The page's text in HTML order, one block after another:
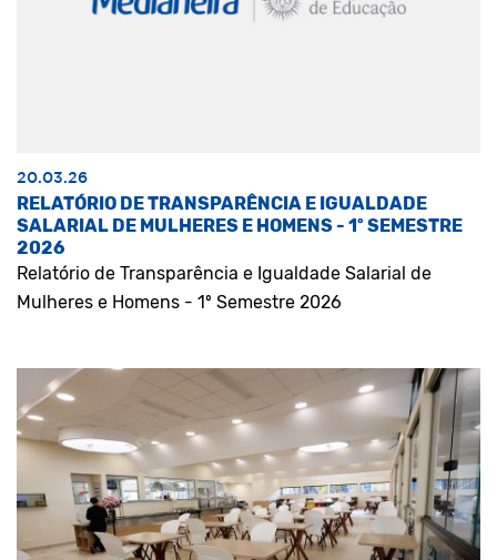
20.03.26
RELATÓRIO DE TRANSPARÊNCIA E IGUALDADE
SALARIAL DE MULHERES E HOMENS - 1º SEMESTRE
2026
Relatório de Transparência e Igualdade Salarial de
Mulheres e Homens - 1º Semestre 2026